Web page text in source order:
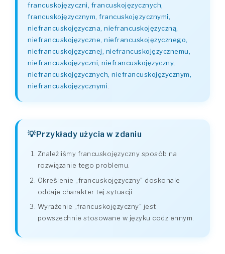
francuskojęzyczni, francuskojęzycznych,
francuskojęzycznym, francuskojęzycznymi,
niefrancuskojęzyczna, niefrancuskojęzyczną,
niefrancuskojęzyczne, niefrancuskojęzycznego,
niefrancuskojęzycznej, niefrancuskojęzycznemu,
niefrancuskojęzyczni, niefrancuskojęzyczny,
niefrancuskojęzycznych, niefrancuskojęzycznym,
niefrancuskojęzycznymi
Przykłady użycia w zdaniu
Znaleźliśmy francuskojęzyczny sposób na
rozwiązanie tego problemu.
Określenie „francuskojęzyczny" doskonale
oddaje charakter tej sytuacji.
Wyrażenie „francuskojęzyczny" jest
powszechnie stosowane w języku codziennym.